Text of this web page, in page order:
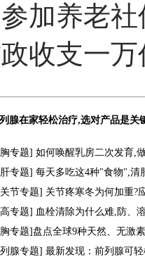
加养老
收支一
腺在家轻松治疗,选对产品是关
专题] 如何唤醒乳房二次发育,
专题] 每天多吃这4种"食物",清
节专题] 关节疼寒冬为何加重?
专题] 血栓清除为什么难,防、
专题]盘点全球9种天然、无激
腺专题] 最新发现：前列腺可